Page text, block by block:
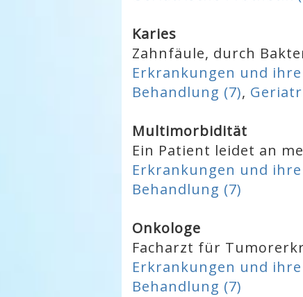
Karies
Zahnfäule, durch
Erkrankungen und
Behandlung (7),
Multimorbidität
Ein Patient leidet an
Erkrankungen und
Behandlung (7)
Onkologe
Facharzt für
Erkrankungen und
Behandlung (7)